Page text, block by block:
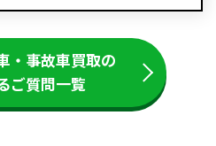
・事故車買取の
ご質問一覧